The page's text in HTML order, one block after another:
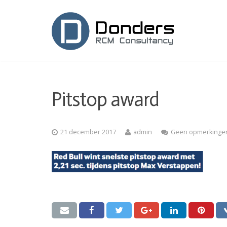
Pitstop award
21 december 2017 admin Geen